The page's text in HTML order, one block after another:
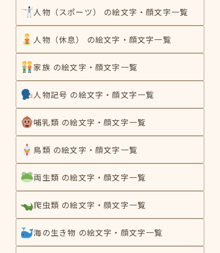
人物（スポーツ） の絵文字・顔文字一覧
人物（休息） の絵文字・顔文字一覧
家族 の絵文字・顔文字一覧
人物記号 の絵文字・顔文字一覧
哺乳類 の絵文字・顔文字一覧
鳥類 の絵文字・顔文字一覧
両生類 の絵文字・顔文字一覧
爬虫類 の絵文字・顔文字一覧
海の生き物 の絵文字・顔文字一覧